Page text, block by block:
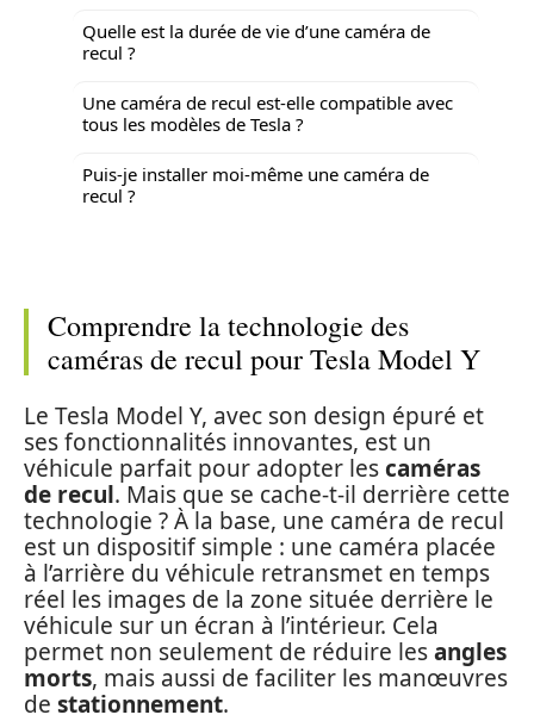
Quelle est la durée de vie d’une caméra de
recul ?
Une caméra de recul est-elle compatible avec
tous les modèles de Tesla ?
Puis-je installer moi-même une caméra de
recul ?
Comprendre la technologie des
caméras de recul pour Tesla Model Y
Le Tesla Model Y, avec son design épuré et
ses fonctionnalités innovantes, est un
véhicule parfait pour adopter lescaméras
de recul. Mais que se cache-t-il derrière cette
technologie ? À la base, une caméra de recul
est un dispositif simple : une caméra placée
à l’arrière du véhicule retransmet en temps
réel les images de la zone située derrière le
véhicule sur un écran à l’intérieur. Cela
permet non seulement de réduire lesangles
morts, mais aussi de faciliter les manœuvres
de stationnement.